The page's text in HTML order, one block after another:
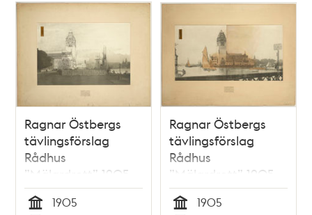
Ragnar Östbergs
tävlingsförslag
Rådhus
”Mälardrott” 1905,
perspektiv från Norr
Mälarstrand
1905
Ragnar Östbergs
tävlingsförslag
Rådhus
”Mälardrott” 1905,
perspektiv från
järnvägsbron
1905